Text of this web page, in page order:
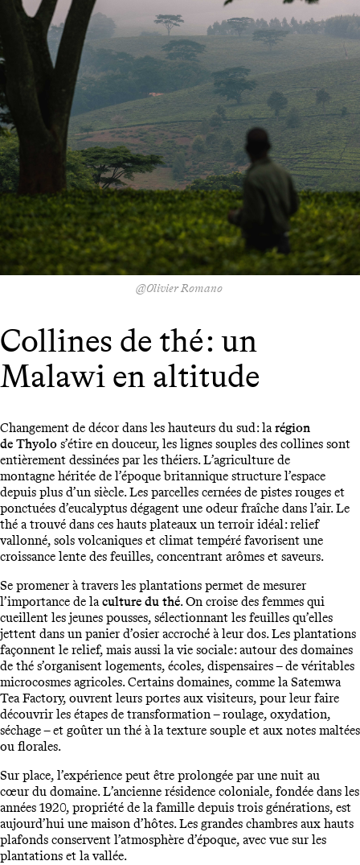
@Olivier Romano
Collines de thé : un
Malawi en altitude
Changement de décor dans les hauteurs du sud : larégion
de Thyolo s’étire en douceur, les lignes souples des collines sont
entièrement dessinées par les théiers. L’agriculture de
montagne héritée de l’époque britannique structure l’espace
depuis plus d’un siècle. Les parcelles cernées de pistes rouges et
ponctuées d’eucalyptus dégagent une odeur fraîche dans l’air. Le
thé a trouvé dans ces hauts plateaux un terroir idéal : relief
vallonné, sols volcaniques et climat tempéré favorisent une
croissance lente des feuilles, concentrant arômes et saveurs.
Se promener à travers les plantations permet de mesurer
l’importance de laculture du thé. On croise des femmes qui
cueillent les jeunes pousses, sélectionnant les feuilles qu’elles
jettent dans un panier d’osier accroché à leur dos. Les plantations
façonnent le relief, mais aussi la vie sociale : autour des domaines
de thé s’organisent logements, écoles, dispensaires – de véritables
microcosmes agricoles. Certains domaines, comme la Satemwa
Tea Factory, ouvrent leurs portes aux visiteurs, pour leur faire
découvrir les étapes de transformation – roulage, oxydation,
séchage – et goûter un thé à la texture souple et aux notes maltées
ou florales.
Sur place, l’expérience peut être prolongée par une nuit au
cœur du domaine. L’ancienne résidence coloniale, fondée dans les
années 1920, propriété de la famille depuis trois générations, est
aujourd’hui une maison d’hôtes. Les grandes chambres aux hauts
plafonds conservent l’atmosphère d’époque, avec vue sur les
plantations et la vallée.